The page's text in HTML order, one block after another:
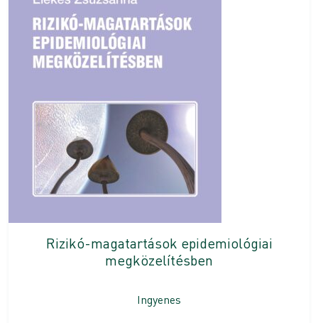
Rizikó-magatartások epidemiológiai
megközelítésben
Ingyenes